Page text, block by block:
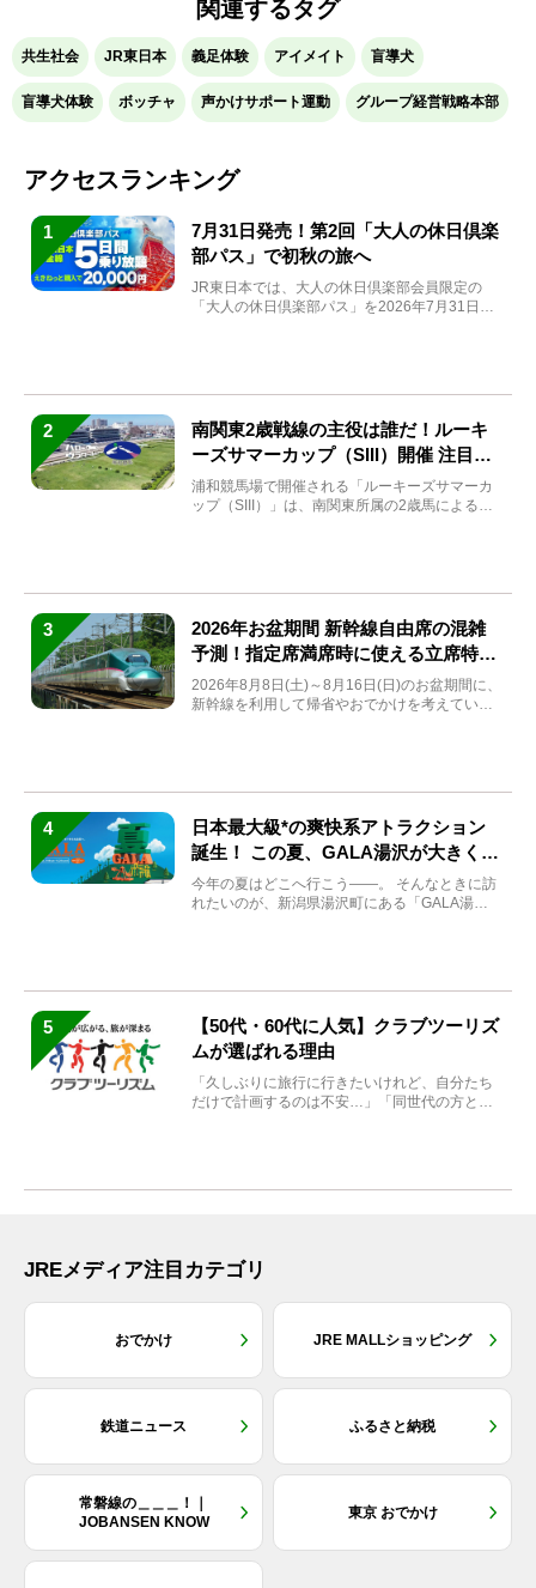
関連するタグ
共生社会 JR東日本 義足体験 アイメイト 盲導犬
盲導犬体験 ボッチャ 声かけサポート運動 グループ経営戦略本部
アクセスランキング
1
7月31日発売！第2回「大人の休日倶楽
部パス」で初秋の旅へ
JR東日本では、大人の休日倶楽部会員限定の
「大人の休日倶楽部パス」を2026年7月31日
2
南関東2歳戦線の主役は誰だ！ルーキ
ーズサマーカップ（SIII）開催 注目馬
と見どころをチェック
浦和競馬場で開催される「ルーキーズサマーカ
ップ（SIII）」は、南関東所属の2歳馬による注
3
2026年お盆期間 新幹線自由席の混雑
予測！指定席満席時に使える立席特急
券も解説
2026年8月8日(土)～8月16日(日)のお盆期間に、
新幹線を利用して帰省やおでかけを考えている
4
日本最大級*の爽快系アトラクション
誕生！ この夏、GALA湯沢が大きく生
まれ変わる
今年の夏はどこへ行こう――。 そんなときに訪
れたいのが、新潟県湯沢町にある「GALA湯
5
【50代・60代に人気】クラブツーリズ
ムが選ばれる理由
「久しぶりに旅行に行きたいけれど、自分たち
だけで計画するのは不安…」「同世代の方と気
JREメディア注目カテゴリ
おでかけ JRE MALLショッピング
鉄道ニュース ふるさと納税
常磐線の＿＿＿！｜
JOBANSEN KNOW
東京 おでかけ